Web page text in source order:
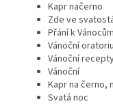
Kapr načerno
Zde ve
Přání k
Vánoční
Vánoční
Vánoční
Kapr na černo,
Svatá noc